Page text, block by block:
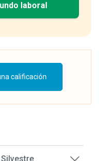
laboral
calificación